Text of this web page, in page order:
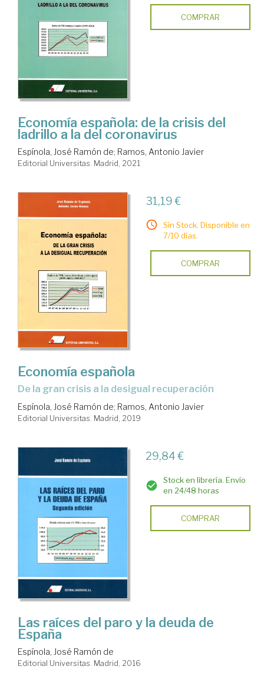
COMPRAR
Economía española: de la crisis del
ladrillo a la del coronavirus
Espínola, José Ramón de; Ramos, Antonio Javier
Editorial Universitas. Madrid, 2021
31,19 €
Sin Stock. Disponible en
7/10 días.
COMPRAR
Economía española
de la gran crisis a la desigual recuperación
Espínola, José Ramón de; Ramos, Antonio Javier
Editorial Universitas. Madrid, 2019
29,84 €
Stock en librería. Envío
en 24/48 horas
COMPRAR
Las raíces del paro y la deuda de
España
Espínola, José Ramón de
Editorial Universitas. Madrid, 2016